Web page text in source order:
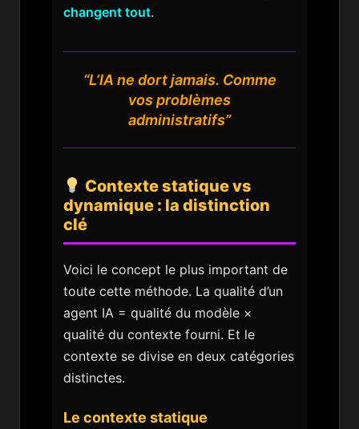
changent tout.
“L’IA ne dort jamais. Comme
vos problèmes
administratifs”
Contexte statique vs
dynamique : la distinction
clé
Voici le concept le plus important de
toute cette méthode. La qualité d’un
agent IA = qualité du modèle ×
qualité du contexte fourni. Et le
contexte se divise en deux catégories
distinctes.
Le contexte statique